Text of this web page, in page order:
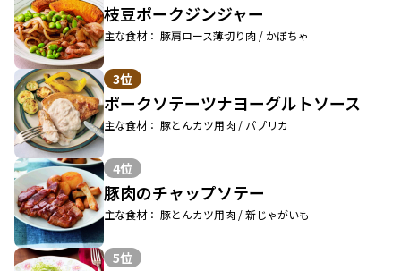
枝豆ポークジンジャー
主な食材： 豚肩ロース薄切り肉 / かぼちゃ
3位
ポークソテーツナヨーグルトソース
主な食材： 豚とんカツ用肉 / パプリカ
4位
豚肉のチャップソテー
主な食材： 豚とんカツ用肉 / 新じゃがいも
5位